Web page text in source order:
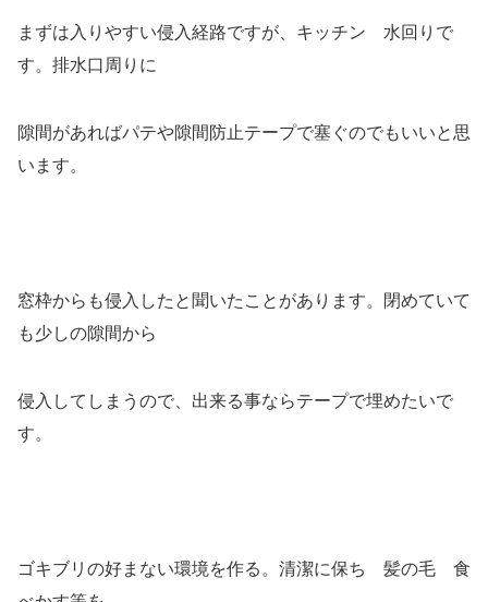
まずは入りやすい侵入経路ですが、キッチン 水回りで
す。排水口周りに
隙間があればパテや隙間防止テープで塞ぐのでもいいと思
います。
窓枠からも侵入したと聞いたことがあります。閉めていて
も少しの隙間から
侵入してしまうので、出来る事ならテープで埋めたいで
す。
ゴキブリの好まない環境を作る。清潔に保ち 髪の毛 食